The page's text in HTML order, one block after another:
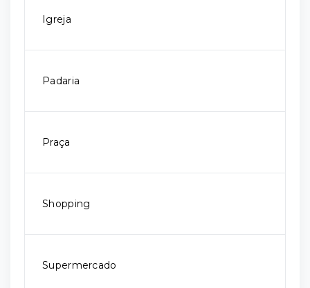
Igreja
Padaria
Praça
Shopping
Supermercado